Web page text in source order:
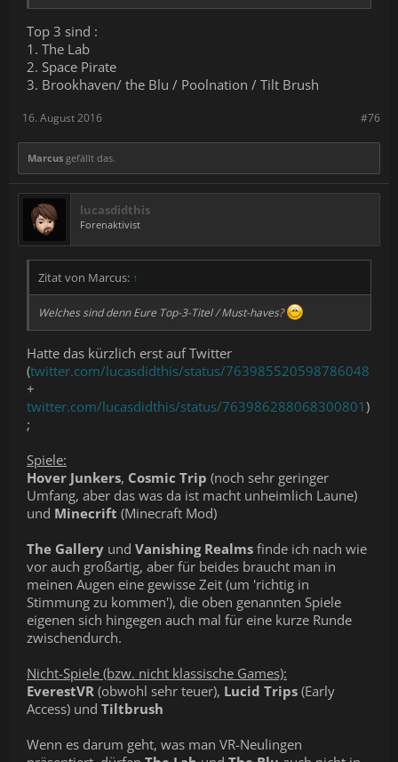
Top 3 sind :
1. The Lab
2. Space Pirate
3. Brookhaven/ the Blu / Poolnation / Tilt Brush
#76
16. August 2016
Marcus gefällt das.
lucasdidthis
Forenaktivist
Zitat von Marcus: ↑
Welches sind denn Eure Top-3-Titel / Must-haves?
Hatte das kürzlich erst auf Twitter
(twitter.com/lucasdidthis/status/763985520598786048
+
twitter.com/lucasdidthis/status/763986288068300801)
;
Spiele:
Hover Junkers, Cosmic Trip (noch sehr geringer
Umfang, aber das was da ist macht unheimlich Laune)
und Minecrift (Minecraft Mod)
The Gallery und Vanishing Realms finde ich nach wie
vor auch großartig, aber für beides braucht man in
meinen Augen eine gewisse Zeit (um 'richtig in
Stimmung zu kommen'), die oben genannten Spiele
eigenen sich hingegen auch mal für eine kurze Runde
zwischendurch.
Nicht-Spiele (bzw. nicht klassische Games):
EverestVR (obwohl sehr teuer), Lucid Trips (Early
Access) und Tiltbrush
Wenn es darum geht, was man VR-Neulingen